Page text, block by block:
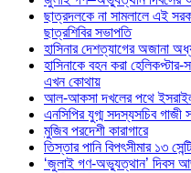
ছাত্রদলকে না সামলালে এই
ছাত্রশিবির সভাপতি
হাসিনার দেশত্যাগের অজানা
হাসিনাকে বহন করা হেলিকপ্টার-
এখন কোথায়
আল-আকসা দখলের পথে
এনসিপির যুগ্ম সদস্যসচিব গাজী
মুজিব পরদেশী কারাগারে
তিস্তার পানি বিপৎসীমার ১৩
‘জুলাই গণ-অভ্যুত্থান’ দিবস